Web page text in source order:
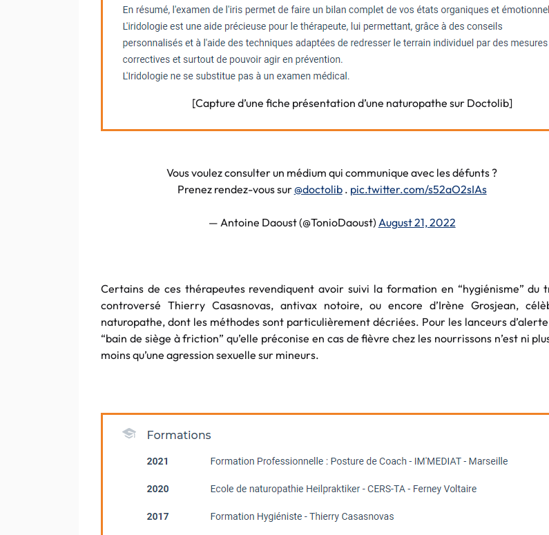
[Capture d’une fiche présentation d’une naturopathe sur Doctolib]
Vous voulez consulter un médium qui communique avec les défunts ?
Prenez rendez-vous sur@doctolib. pic.twitter.com/s52aO2sIAs
— Antoine Daoust (@TonioDaoust) August 21, 2022
Certains de ces thérapeutes revendiquent avoir suivi la formation en “hygiénisme” du
controversé Thierry Casasnovas, antivax notoire, ou encore d’Irène Grosjean,
naturopathe, dont les méthodes sont particulièrement décriées. Pour les lanceurs
“bain de siège à friction” qu’elle préconise en cas de fièvre chez les nourrissons n’est ni
moins qu’une agression sexuelle sur mineurs.